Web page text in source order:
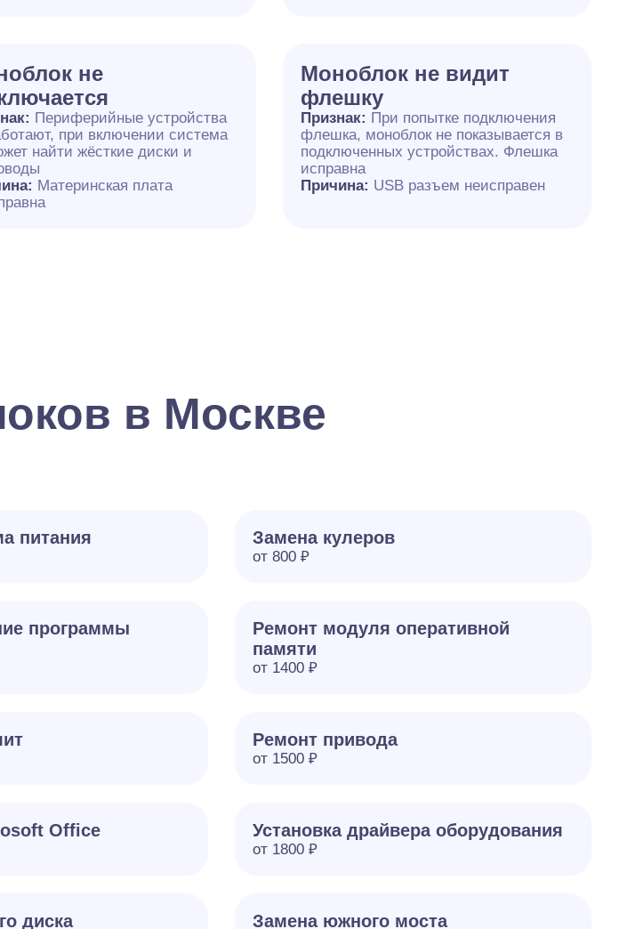
не
Периферийные устройства
при включении система
найти жёсткие диски и
Материнская плата
Моноблок не видит
флешку
Признак: При попытке подключения
флешка, моноблок не показывается в
подключенных устройствах. Флешка
исправна
Причина: USB разъем неисправен
в Москве
питания Замена кулеров
от 800 ₽
программы
Ремонт модуля оперативной
памяти
от 1400 ₽
Ремонт привода
от 1500 ₽
Office Установка драйвера оборудования
от 1800 ₽
диска Замена южного моста